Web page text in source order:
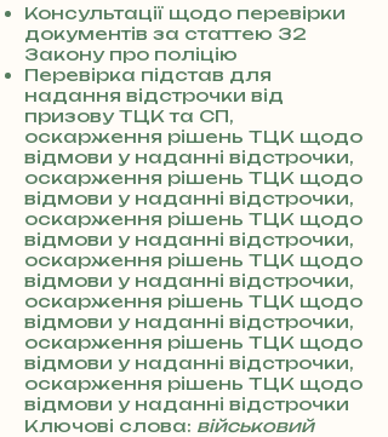
5
7
8
4
Консультації щодо перевірки
документів за статтею 32
Закону про поліцію
Перевірка підстав для
надання відстрочки від
призову ТЦК та СП,
оскарження рішень ТЦК щодо
відмови у наданні відстрочки,
оскарження рішень ТЦК щодо
відмови у наданні відстрочки,
оскарження рішень ТЦК щодо
відмови у наданні відстрочки,
оскарження рішень ТЦК щодо
відмови у наданні відстрочки,
оскарження рішень ТЦК щодо
відмови у наданні відстрочки,
оскарження рішень ТЦК щодо
відмови у наданні відстрочки,
оскарження рішень ТЦК щодо
відмови у наданні відстрочки
Ключові слова: військовий